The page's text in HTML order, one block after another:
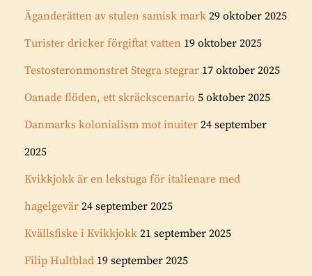
Äganderätten av stulen samisk mark 29 oktober 2025
Turister dricker förgiftat vatten 19 oktober 2025
Testosteronmonstret Stegra stegrar 17 oktober 2025
Oanade flöden, ett skräckscenario 5 oktober 2025
Danmarks kolonialism mot inuiter 24 september
2025
Kvikkjokk är en lekstuga för italienare med
hagelgevär 24 september 2025
Kvällsfiske i Kvikkjokk 21 september 2025
Filip Hultblad 19 september 2025